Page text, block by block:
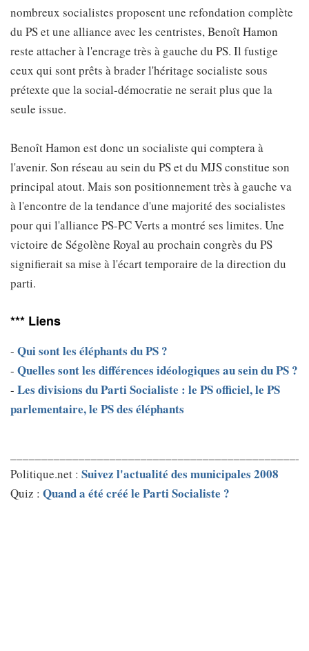
nombreux socialistes proposent une refondation complète
du PS et une alliance avec les centristes, Benoît Hamon
reste attacher à l'encrage très à gauche du PS. Il fustige
ceux qui sont prêts à brader l'héritage socialiste sous
prétexte que la social-démocratie ne serait plus que la
seule issue.
Benoît Hamon est donc un socialiste qui comptera à
l'avenir. Son réseau au sein du PS et du MJS constitue son
principal atout. Mais son positionnement très à gauche va
à l'encontre de la tendance d'une majorité des socialistes
pour qui l'alliance PS-PC Verts a montré ses limites. Une
victoire de Ségolène Royal au prochain congrès du PS
signifierait sa mise à l'écart temporaire de la direction du
parti.
*** Liens
- Qui sont les éléphants du PS ?
- Quelles sont les différences idéologiques au sein du PS ?
- Les divisions du Parti Socialiste : le PS officiel, le PS
parlementaire, le PS des éléphants
Politique.net : Suivez l'actualité des municipales 2008
Quiz : Quand a été créé le Parti Socialiste ?